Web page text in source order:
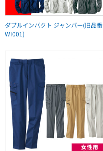
ダブルインパクト ジャンパー(旧品番
WI001)